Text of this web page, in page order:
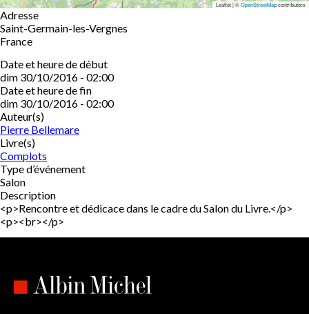
Leaflet | ©OpenStreetMapcontributors
Adresse
Saint-Germain-les-Vergnes
France
Date et heure de début
dim 30/10/2016 - 02:00
Date et heure de fin
dim 30/10/2016 - 02:00
Auteur(s)
Pierre Bellemare
Livre(s)
Complots
Type d’événement
Salon
Description
<p>Rencontre et dédicace dans le cadre du Salon du Livre.</p>
<p><br></p>